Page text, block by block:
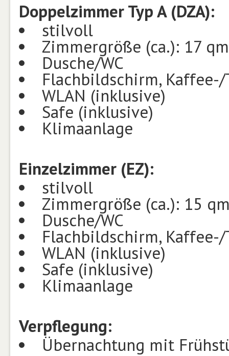
Doppelzimmer Typ A (DZA):
stilvoll
Zimmergröße (ca.): 17 qm
Dusche/WC
Flachbildschirm,
WLAN (inklusive)
Safe (inklusive)
Klimaanlage
Einzelzimmer (EZ):
stilvoll
Zimmergröße (ca.): 15
Dusche/WC
Flachbildschirm,
WLAN (inklusive)
Safe (inklusive)
Klimaanlage
Verpflegung:
Übernachtung mit